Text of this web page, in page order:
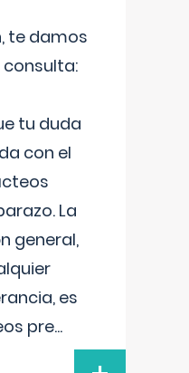
te damos
tu duda
con el
La
general,
es
pre...